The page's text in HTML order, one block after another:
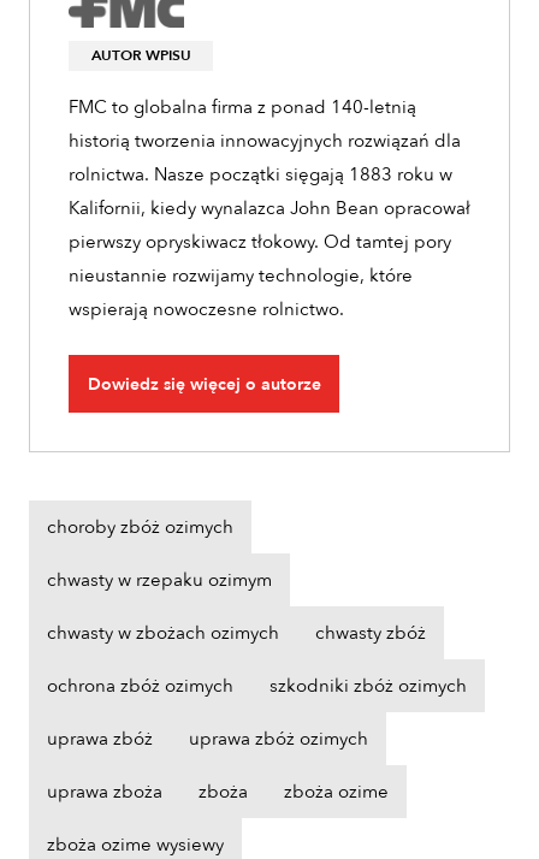
AUTOR WPISU
FMC to globalna firma z ponad 140-letnią
historią tworzenia innowacyjnych rozwiązań dla
rolnictwa. Nasze początki sięgają 1883 roku w
Kalifornii, kiedy wynalazca John Bean opracował
pierwszy opryskiwacz tłokowy. Od tamtej pory
nieustannie rozwijamy technologie, które
wspierają nowoczesne rolnictwo.
Dowiedz się więcej o autorze
choroby zbóż ozimych
chwasty w rzepaku ozimym
chwasty w zbożach ozimych chwasty zbóż
ochrona zbóż ozimych szkodniki zbóż ozimych
uprawa zbóż uprawa zbóż ozimych
uprawa zboża zboża zboża ozime
zboża ozime wysiewy